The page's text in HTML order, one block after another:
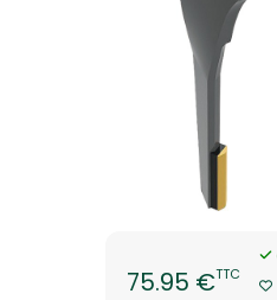
75.95 €TTC